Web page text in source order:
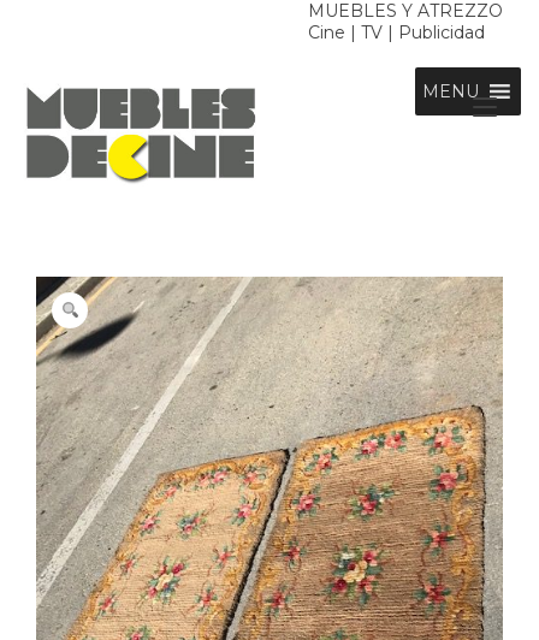
MUEBLES Y ATREZZO
Cine | TV | Publicidad
MENU